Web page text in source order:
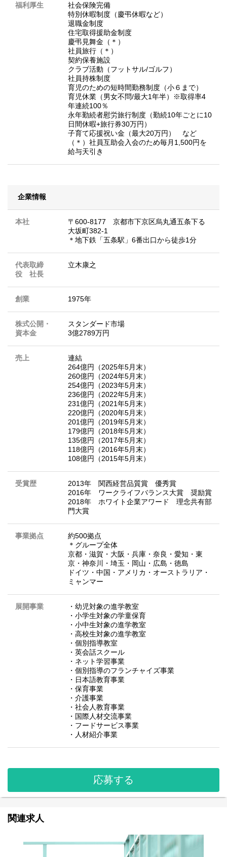
福利厚生
社会保険完備
特別休暇制度（慶弔休暇など）
退職金制度
住宅取得援助金制度
慶弔見舞金（＊）
社員旅行（＊）
契約保養施設
クラブ活動（フットサル/ゴルフ）
社員持株制度
育児のための短時間勤務制度（小６まで）
育児休業（男女不問/最大1年半）※取得率4
年連続100％
永年勤続者慰労旅行制度（勤続10年ごとに10
日間休暇+旅行券30万円）
子育て応援祝い金（最大20万円） など
（＊）社員互助会入会のため毎月1,500円を
給与天引き
企業情報
本社
〒600-8177 京都市下京区烏丸通五条下る
大坂町382-1
＊地下鉄「五条駅」6番出口から徒歩1分
代表取締
役 社長
立木康之
創業 1975年
株式公開・
資本金
スタンダード市場
3億2789万円
売上
連結
264億円（2025年5月末）
260億円（2024年5月末）
254億円（2023年5月末）
236億円（2022年5月末）
231億円（2021年5月末）
220億円（2020年5月末）
201億円（2019年5月末）
179億円（2018年5月末）
135億円（2017年5月末）
118億円（2016年5月末）
108億円（2015年5月末）
受賞歴
2013年 関西経営品質賞 優秀賞
2016年 ワークライフバランス大賞 奨励賞
2018年 ホワイト企業アワード 理念共有部
門大賞
事業拠点
約500拠点
＊グループ全体
京都・滋賀・大阪・兵庫・奈良・愛知・東
京・神奈川・埼玉・岡山・広島・徳島
ドイツ・中国・アメリカ・オーストラリア・
ミャンマー
展開事業
・幼児対象の進学教室
・小学生対象の学童保育
・小中生対象の進学教室
・高校生対象の進学教室
・個別指導教室
・英会話スクール
・ネット学習事業
・個別指導のフランチャイズ事業
・日本語教育事業
・保育事業
・介護事業
・社会人教育事業
・国際人材交流事業
・フードサービス事業
・人材紹介事業
応募する
関連求人